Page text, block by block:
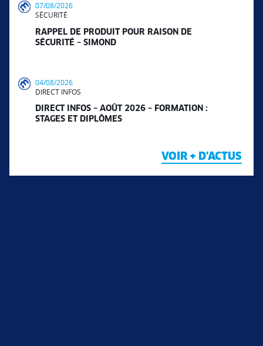
07/08/2026
SÉCURITÉ
RAPPEL DE PRODUIT POUR RAISON DE
SÉCURITÉ – SIMOND
04/08/2026
DIRECT INFOS
DIRECT INFOS – AOÛT 2026 – FORMATION :
STAGES ET DIPLÔMES
VOIR + D'ACTUS